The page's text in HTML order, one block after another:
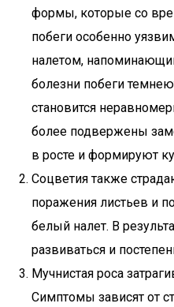
формы, которые со
побеги особенно
налетом,
болезни побеги
становится
более подвержены
в росте и формируют
Соцветия также
поражения листьев и
белый налет. В
развиваться и
Мучнистая роса
Симптомы зависят от